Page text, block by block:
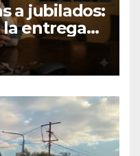
a jubilados:
entrega